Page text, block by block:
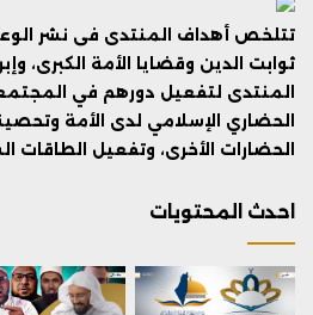
تتلخص أهداف المنتدى فى نشر
ثوابت الدين وقضايا الأمة الكبرى،
المنتدى لتفعيل دورهم في
الحضاري الإسلامي لدى الأمة
الحضارات الأخرى، وتفعيل الطاقات
احدث المحتويات